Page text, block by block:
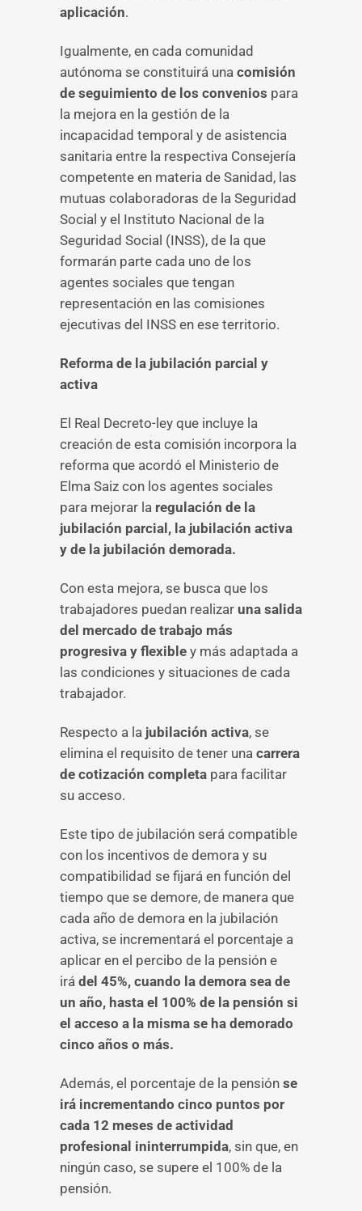
aplicación.
Igualmente, en cada comunidad
autónoma se constituirá una comisión
de seguimiento de los convenios para
la mejora en la gestión de la
incapacidad temporal y de asistencia
sanitaria entre la respectiva Consejería
competente en materia de Sanidad, las
mutuas colaboradoras de la Seguridad
Social y el Instituto Nacional de la
Seguridad Social (INSS), de la que
formarán parte cada uno de los
agentes sociales que tengan
representación en las comisiones
ejecutivas del INSS en ese territorio.
Reforma de la jubilación parcial y
activa
El Real Decreto-ley que incluye la
creación de esta comisión incorpora la
reforma que acordó el Ministerio de
Elma Saiz con los agentes sociales
para mejorar la regulación de la
jubilación parcial, la jubilación activa
y de la jubilación demorada.
Con esta mejora, se busca que los
trabajadores puedan realizar una salida
del mercado de trabajo más
progresiva y flexible y más adaptada a
las condiciones y situaciones de cada
trabajador.
Respecto a la jubilación activa, se
elimina el requisito de tener una carrera
de cotización completa para facilitar
su acceso.
Este tipo de jubilación será compatible
con los incentivos de demora y su
compatibilidad se fijará en función del
tiempo que se demore, de manera que
cada año de demora en la jubilación
activa, se incrementará el porcentaje a
aplicar en el percibo de la pensión e
irá del 45%, cuando la demora sea de
un año, hasta el 100% de la pensión si
el acceso a la misma se ha demorado
cinco años o más.
Además, el porcentaje de la pensión se
irá incrementando cinco puntos por
cada 12 meses de actividad
profesional ininterrumpida, sin que, en
ningún caso, se supere el 100% de la
pensión.